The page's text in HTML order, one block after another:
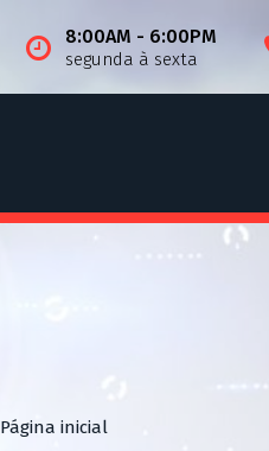
8:00AM - 6:00PM
segunda à sexta
Página inicial